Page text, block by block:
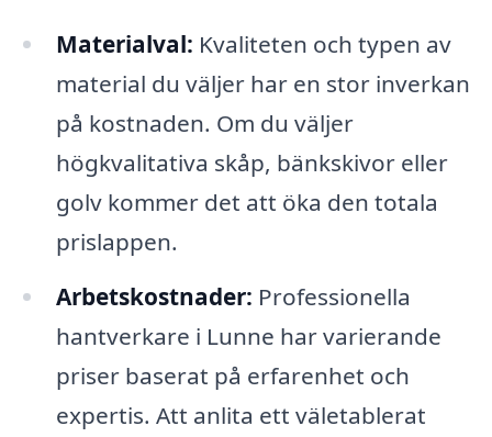
Materialval: Kvaliteten och typen av
material du väljer har en stor inverkan
på kostnaden. Om du väljer
högkvalitativa skåp, bänkskivor eller
golv kommer det att öka den totala
prislappen.
Arbetskostnader: Professionella
hantverkare i Lunne har varierande
priser baserat på erfarenhet och
expertis. Att anlita ett väletablerat